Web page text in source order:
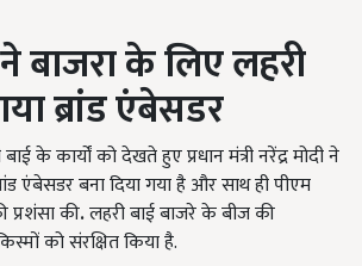
बाजरा के लिए लहरी
ब्रांड एंबेसडर
के कार्यों को देखते हुए प्रधान मंत्री नरेंद्र मोदी ने
एंबेसडर बना दिया गया है और साथ ही पीएम
प्रशंसा की.लहरी बाई बाजरे के बीज की
को संरक्षित किया है.